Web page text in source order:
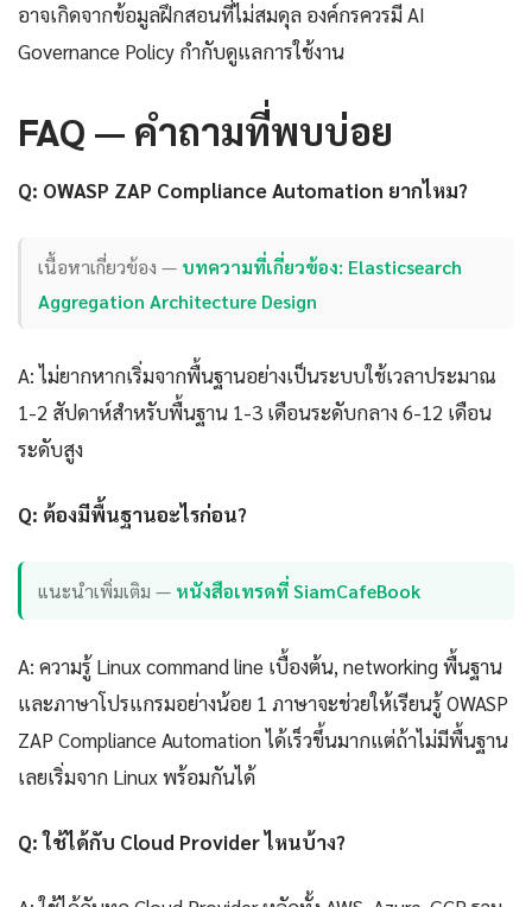
อาจเกิดจากข้อมูลฝึกสอนที่ไม่สมดุล องค์กรควรมี AI
Governance Policy กำกับดูแลการใช้งาน
FAQ — คำถามที่พบบ่อย
Q: OWASP ZAP Compliance Automation ยากไหม?
เนื้อหาเกี่ยวข้อง — บทความที่เกี่ยวข้อง: Elasticsearch
Aggregation Architecture Design
A: ไม่ยากหากเริ่มจากพื้นฐานอย่างเป็นระบบใช้เวลาประมาณ
1-2 สัปดาห์สำหรับพื้นฐาน 1-3 เดือนระดับกลาง 6-12 เดือน
ระดับสูง
Q: ต้องมีพื้นฐานอะไรก่อน?
แนะนำเพิ่มเติม — หนังสือเทรดที่ SiamCafeBook
A: ความรู้ Linux command line เบื้องต้น, networking พื้นฐาน
และภาษาโปรแกรมอย่างน้อย 1 ภาษาจะช่วยให้เรียนรู้ OWASP
ZAP Compliance Automation ได้เร็วขึ้นมากแต่ถ้าไม่มีพื้นฐาน
เลยเริ่มจาก Linux พร้อมกันได้
Q: ใช้ได้กับ Cloud Provider ไหนบ้าง?